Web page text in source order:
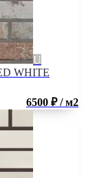
WHITE
6500 ₽ / м2